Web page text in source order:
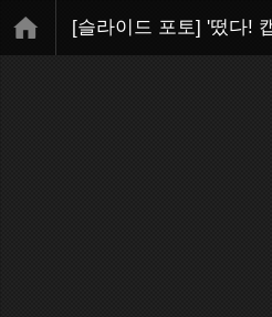
[슬라이드 포토] '떴다!